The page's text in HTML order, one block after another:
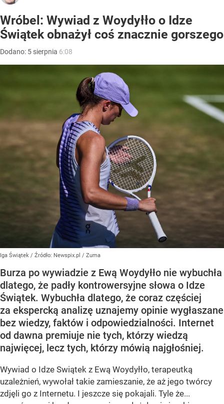
Wróbel: Wywiad z Woydyłło o Idze
Świątek obnażył coś znacznie gorszego
Dodano: 5 sierpnia 6:08
Iga Świątek / Źródło: Newspix.pl / Zuma
Burza po wywiadzie z Ewą Woydyłło nie wybuchła
dlatego, że padły kontrowersyjne słowa o Idze
Świątek. Wybuchła dlatego, że coraz częściej
za ekspercką analizę uznajemy opinie wygłaszane
bez wiedzy, faktów i odpowiedzialności. Internet
od dawna premiuje nie tych, którzy wiedzą
najwięcej, lecz tych, którzy mówią najgłośniej.
Wywiad o Idze Swiątek z Ewą Woydyłło, terapeutką
uzależnień, wywołał takie zamieszanie, że aż jego twórcy
zdjęli go z Internetu. I jeszcze się pokajali. Tyle że...